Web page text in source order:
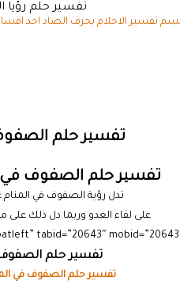
تفسير حلم
تفسير الاحلام بحرف الصاد احد
تفسير حلم
تفسير حلم الصفوف في
تدل رؤية الصفوف في المنام
على لقاء العدو وربما دل ذلك
تفسير حلم الصفوف
تفسير حلم الصفوف في